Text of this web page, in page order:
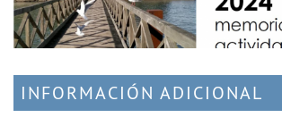
INFORMACIÓN ADICIONAL